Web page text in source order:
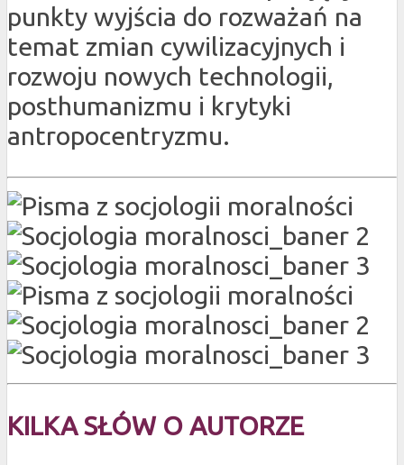
punkty wyjścia do rozważań na
temat zmian cywilizacyjnych i
rozwoju nowych technologii,
posthumanizmu i krytyki
antropocentryzmu.
KILKA SŁÓW O AUTORZE